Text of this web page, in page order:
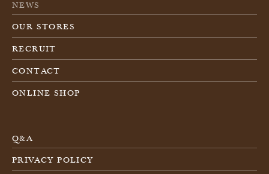
NEWS
OUR STORES
RECRUIT
CONTACT
ONLINE SHOP
Q&A
PRIVACY POLICY